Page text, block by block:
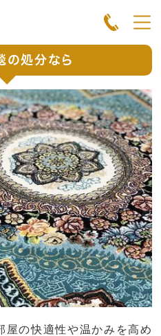
の処分なら
屋の快適性や温かみを高め